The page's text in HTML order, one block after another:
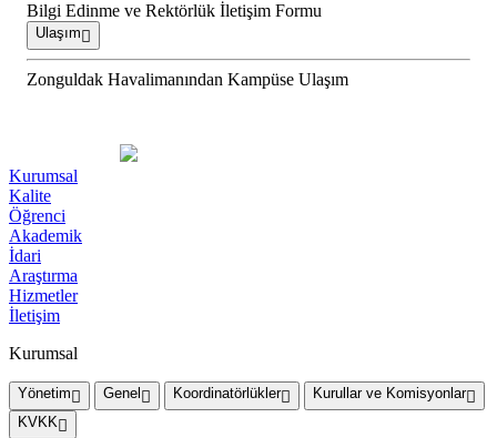
Bilgi Edinme ve Rektörlük İletişim Formu
Ulaşım
Zonguldak Havalimanından Kampüse Ulaşım
Kurumsal
Kalite
Öğrenci
Akademik
İdari
Araştırma
Hizmetler
İletişim
Kurumsal
Yönetim Genel Koordinatörlükler
Kurullar ve Komisyonlar
KVKK